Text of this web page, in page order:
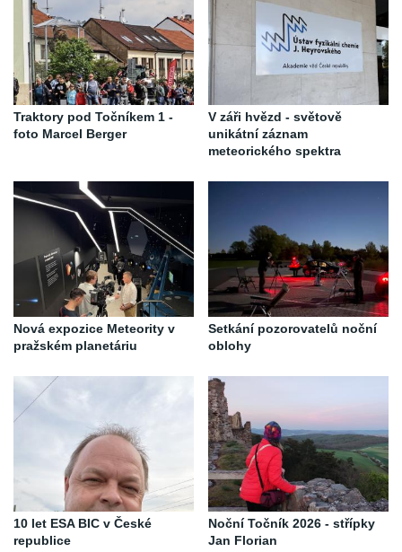
Traktory pod Točníkem 1 -
foto Marcel Berger
V záři hvězd - světově
unikátní záznam
meteorického spektra
Nová expozice Meteority v
pražském planetáriu
Setkání pozorovatelů noční
oblohy
10 let ESA BIC v České
republice
Noční Točník 2026 - střípky
Jan Florian